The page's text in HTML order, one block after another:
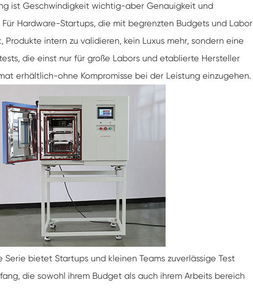
Gefrier widerstands prüf kammer
Kammer für kalte Umwelt
Konstantes Klima kabinett
LV124 K-12 Temperatur-Schock-und
Spritzwasser-Test gerät
Explosions geschützte Batterie Thermische
Runaway-Kammer
Temperatur-Vibrations maschine
Industrie ofen für Batterien
Industrielle Gefrier kammer
Doppelte Tür benutzer definierte
Temperatur-Feuchtigkeits-Kammer
Haltbarkeit prüfungs kammer
ist Geschwindigkeit wichtig-aber Genauigkeit und
Hardware-Startups, die mit begrenzten Budgets und Labor
intern zu validieren, kein Luxus mehr, sondern eine
die einst nur für große Labors und etablierte Hersteller
erhältlich-ohne Kompromisse bei der Leistung einzugehen.
Serie bietet Startups und kleinen Teams zuverlässige Test
die sowohl ihrem Budget als auch ihrem Arbeits bereich